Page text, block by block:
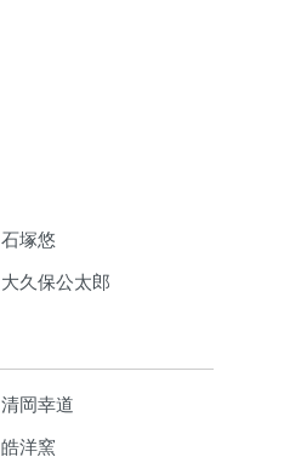
石塚悠
大久保公太郎
清岡幸道
皓洋窯